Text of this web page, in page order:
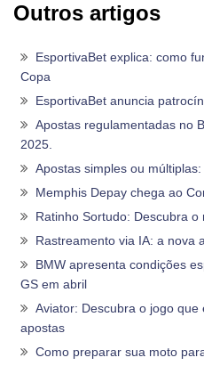
Outros artigos
EsportivaBet explica: como
Copa
EsportivaBet anuncia
Apostas regulamentadas no
2025.
Apostas simples ou
Memphis Depay chega ao
Ratinho Sortudo: Descubra
Rastreamento via IA: a nova
BMW apresenta condições
GS em abril
Aviator: Descubra o jogo
apostas
Como preparar sua moto